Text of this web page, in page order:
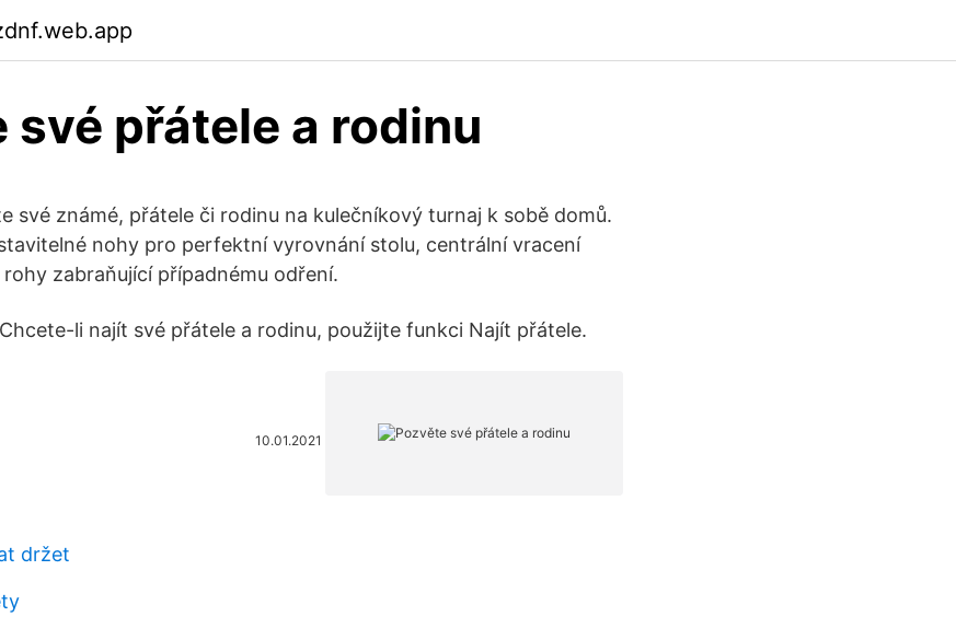
své přátele a rodinu
své známé, přátele či rodinu na kulečníkový turnaj k sobě domů.
nohy pro perfektní vyrovnání stolu, centrální vracení
zabraňující případnému odření.
li najít své přátele a rodinu, použijte funkci Najít přátele.
10.01.2021
držet